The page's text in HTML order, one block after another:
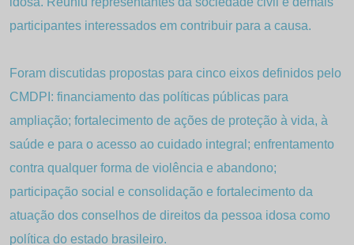
participantes interessados em contribuir para a causa.
Foram discutidas propostas para cinco eixos definidos pelo
CMDPI: financiamento das políticas públicas para
ampliação; fortalecimento de ações de proteção à vida, à
saúde e para o acesso ao cuidado integral; enfrentamento
contra qualquer forma de violência e abandono;
participação social e consolidação e fortalecimento da
atuação dos conselhos de direitos da pessoa idosa como
política do estado brasileiro.